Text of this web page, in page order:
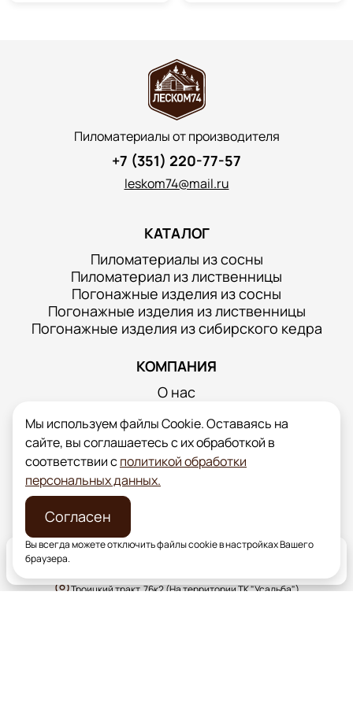
Пиломатериалы от производителя
+7 (351) 220-77-57
leskom74@mail.ru
КАТАЛОГ
Пиломатериалы из сосны
Пиломатериал из лиственницы
Погонажные изделия из сосны
Погонажные изделия из лиственницы
Погонажные изделия из сибирского кедра
КОМПАНИЯ
О нас
Контакты
ПОДДЕРЖКА
Оплата и доставка
Политика конфиденциальности
Наши адреса
Троицкий тракт, 76к2 (На территории ТК "Усадьба")
Мы используем файлы Cookie. Оставаясь на
сайте, вы соглашаетесь с их обработкой в
соответствии сполитикой обработки
персональных данных.
Согласен
Вы всегда можете отключить файлы cookie в настройках Вашего
браузера.
Главная